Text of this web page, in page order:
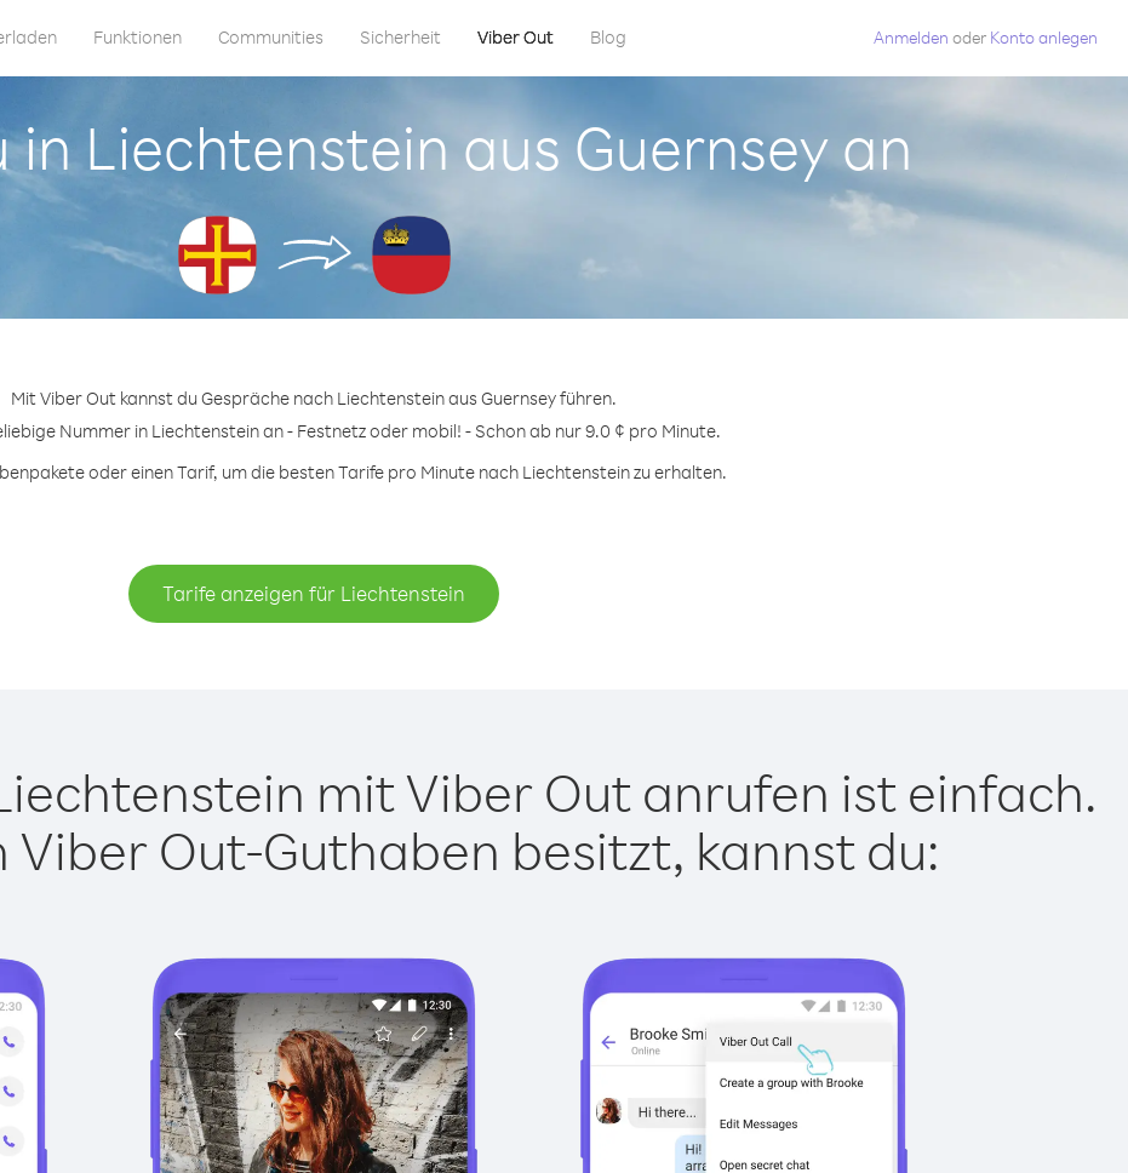
Funktionen Communities Sicherheit Viber Out Blog Anmelden oder Konto anlegen
in Liechtenstein aus Guernsey an
Mit Viber Out kannst du Gespräche nach Liechtenstein aus Guernsey führen.
Nummer in Liechtenstein an - Festnetz oder mobil! - Schon ab nur 9.0 ¢ pro Minute.
oder einen Tarif, um die besten Tarife pro Minute nach Liechtenstein zu erhalten.
Tarife anzeigen für Liechtenstein
mit Viber Out anrufen ist einfach.
Viber Out-Guthaben besitzt, kannst du: